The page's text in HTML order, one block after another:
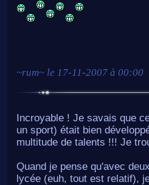
~rum~ le 17-11-2007 à 00:00
Incroyable ! Je savais que
un sport) était bien
multitude de talents !!! Je
Quand je pense qu'avec
lycée (euh, tout est relatif),